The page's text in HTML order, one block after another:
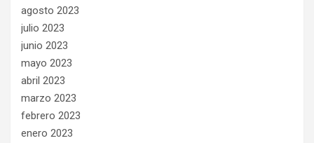
agosto 2023
julio 2023
junio 2023
mayo 2023
abril 2023
marzo 2023
febrero 2023
enero 2023